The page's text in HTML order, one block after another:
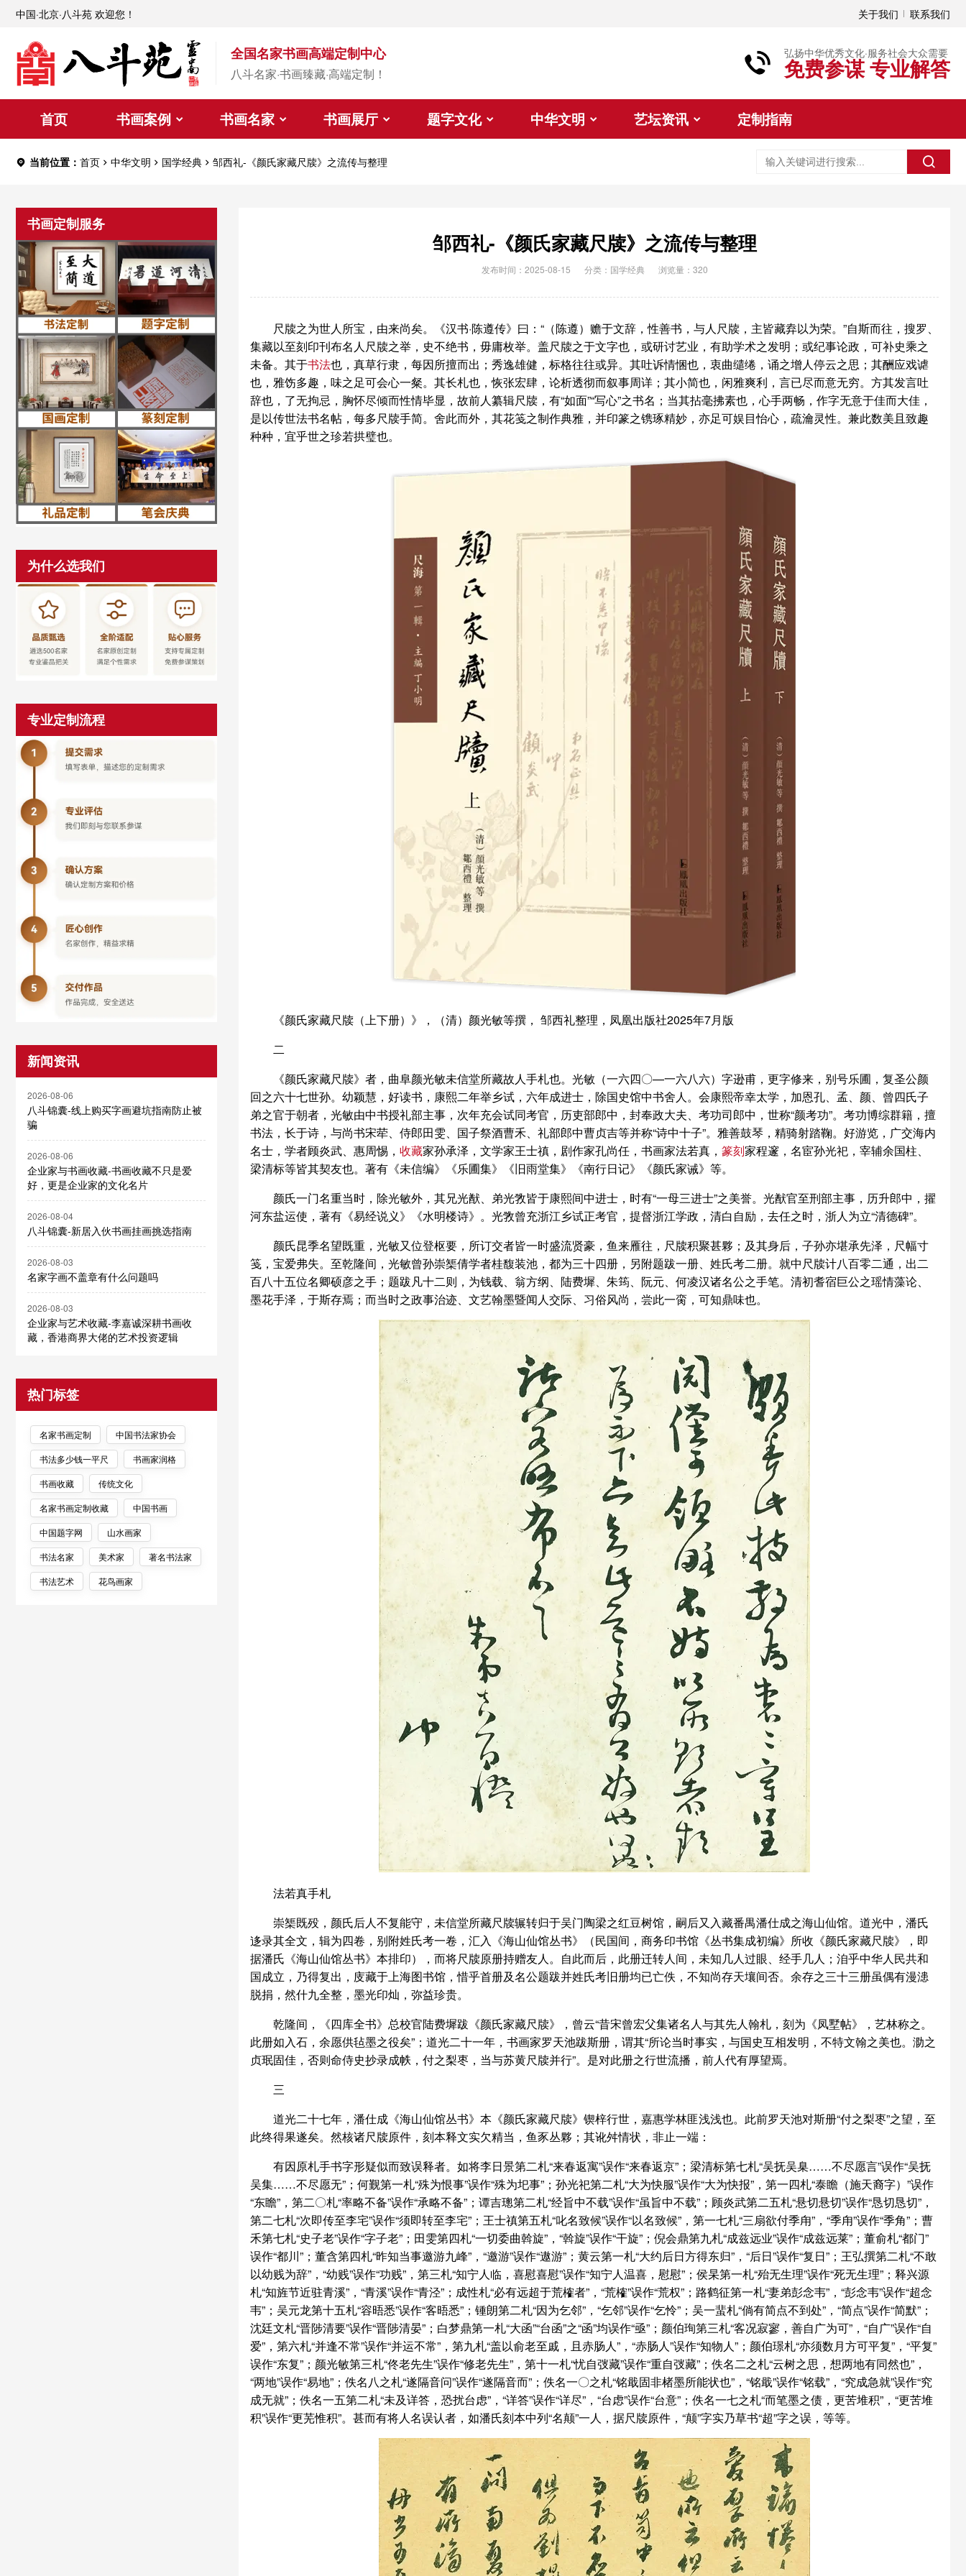
中国·北京·八斗苑 欢迎您！ 关于我们 联系我们
全国名家书画高端定制中心
八斗名家·书画臻藏·高端定制！
弘扬中华优秀文化·服务社会大众需要
免费参谋 专业解答
首页 书画案例 书画名家 书画展厅 题字文化 中华文明 艺坛资讯 定制指南
当前位置： 首页 中华文明 国学经典 邹西礼-《颜氏家藏尺牍》之流传与整理
书画定制服务
为什么选我们
专业定制流程
新闻资讯
2026-08-06
八斗锦囊-线上购买字画避坑指南防止被
骗
2026-08-06
企业家与书画收藏-书画收藏不只是爱
好，更是企业家的文化名片
2026-08-04
八斗锦囊-新居入伙书画挂画挑选指南
2026-08-03
名家字画不盖章有什么问题吗
2026-08-03
企业家与艺术收藏-李嘉诚深耕书画收
藏，香港商界大佬的艺术投资逻辑
热门标签
名家书画定制
中国书法家协会
书法多少钱一平尺
书画家润格
书画收藏
传统文化
名家书画定制收藏
中国书画
中国题字网
山水画家
书法名家
美术家
著名书法家
书法艺术
花鸟画家
邹西礼-《颜氏家藏尺牍》之流传与整理
发布时间：2025-08-15 分类： 国学经典 浏览量：320
尺牍之为世人所宝，由来尚矣。《汉书·陈遵传》曰：“（陈遵）赡于文辞，性善书，与人尺牍，主皆藏弆以为荣。”自斯而往，搜罗、
集藏以至刻印刊布名人尺牍之举，史不绝书，毋庸枚举。盖尺牍之于文字也，或研讨艺业，有助学术之发明；或纪事论政，可补史乘之
未备。其于书法也，真草行隶，每因所擅而出；秀逸雄健，标格往往或异。其吐诉情悃也，衷曲缱绻，诵之增人停云之思；其酬应戏谑
也，雅饬多趣，味之足可会心一粲。其长札也，恢张宏肆，论析透彻而叙事周详；其小简也，闲雅爽利，言已尽而意无穷。方其发言吐
辞也，了无拘忌，胸怀尽倾而性情毕显，故前人纂辑尺牍，有“如面”“写心”之书名；当其拈毫拂素也，心手两畅，作字无意于佳而大佳，
是以传世法书名帖，每多尺牍手简。舍此而外，其花笺之制作典雅，并印篆之镌琢精妙，亦足可娱目怡心，疏瀹灵性。兼此数美且致趣
种种，宜乎世之珍若拱璧也。
《颜氏家藏尺牍（上下册）》，（清）颜光敏等撰， 邹西礼整理，凤凰出版社2025年7月版
二
《颜氏家藏尺牍》者，曲阜颜光敏未信堂所藏故人手札也。光敏（一六四〇—一六八六）字逊甫，更字修来，别号乐圃，复圣公颜
回之六十七世孙。幼颖慧，好读书，康熙二年举乡试，六年成进士，除国史馆中书舍人。会康熙帝幸太学，加恩孔、孟、颜、曾四氏子
弟之官于朝者，光敏由中书授礼部主事，次年充会试同考官，历吏部郎中，封奉政大夫、考功司郎中，世称“颜考功”。考功博综群籍，擅
书法，长于诗，与尚书宋荦、侍郎田雯、国子祭酒曹禾、礼部郎中曹贞吉等并称“诗中十子”。雅善鼓琴，精骑射踏鞠。好游览，广交海内
名士，学者顾炎武、惠周惕， 收藏家孙承泽，文学家王士禛，剧作家孔尚任，书画家法若真， 篆刻家程邃，名宦孙光祀，宰辅余国柱、
梁清标等皆其契友也。著有《未信编》《乐圃集》《旧雨堂集》《南行日记》《颜氏家诫》等。
颜氏一门名重当时，除光敏外，其兄光猷、弟光敩皆于康熙间中进士，时有“一母三进士”之美誉。光猷官至刑部主事，历升郎中，擢
河东盐运使，著有《易经说义》《水明楼诗》。光敩曾充浙江乡试正考官，提督浙江学政，清白自励，去任之时，浙人为立“清德碑”。
颜氏昆季名望既重，光敏又位登枢要，所订交者皆一时盛流贤豪，鱼来雁往，尺牍积聚甚夥；及其身后，子孙亦堪承先泽，尺幅寸
笺，宝爱弗失。至乾隆间，光敏曾孙崇榘倩学者桂馥装池，都为三十四册，另附题跋一册、姓氏考二册。就中尺牍计八百零二通，出二
百八十五位名卿硕彦之手；题跋凡十二则，为钱载、翁方纲、陆费墀、朱筠、阮元、何凌汉诸名公之手笔。清初耆宿巨公之瑶情藻论、
墨花手泽，于斯存焉；而当时之政事治迹、文艺翰墨暨闻人交际、习俗风尚，尝此一脔，可知鼎味也。
法若真手札
崇榘既殁，颜氏后人不复能守，未信堂所藏尺牍辗转归于吴门陶梁之红豆树馆，嗣后又入藏番禺潘仕成之海山仙馆。道光中，潘氏
迻录其全文，辑为四卷，别附姓氏考一卷，汇入《海山仙馆丛书》（民国间，商务印书馆《丛书集成初编》所收《颜氏家藏尺牍》，即
据潘氏《海山仙馆丛书》本排印），而将尺牍原册持赠友人。自此而后，此册迁转人间，未知几人过眼、经手几人；洎乎中华人民共和
国成立，乃得复出，庋藏于上海图书馆，惜乎首册及名公题跋并姓氏考旧册均已亡佚，不知尚存天壤间否。余存之三十三册虽偶有漫漶
脱捐，然什九全整，墨光印灿，弥益珍贵。
乾隆间，《四库全书》总校官陆费墀跋《颜氏家藏尺牍》，曾云“昔宋曾宏父集诸名人与其先人翰札，刻为《凤墅帖》，艺林称之。
此册如入石，余愿供毡墨之役矣”；道光二十一年，书画家罗天池跋斯册，谓其“所论当时事实，与国史互相发明，不特文翰之美也。泐之
贞珉固佳，否则命侍史抄录成帙，付之梨枣，当与苏黄尺牍并行”。是对此册之行世流播，前人代有厚望焉。
三
道光二十七年，潘仕成《海山仙馆丛书》本《颜氏家藏尺牍》锲梓行世，嘉惠学林匪浅浅也。此前罗天池对斯册“付之梨枣”之望，至
此终得果遂矣。然核诸尺牍原件，刻本释文实欠精当，鱼豕丛夥；其讹舛情状，非止一端：
有因原札手书字形疑似而致误释者。如将李日景第二札“来春返寓”误作“来春返京”；梁清标第七札“吴抚吴臬……不尽愿言”误作“吴抚
吴集……不尽愿无”；何觐第一札“殊为恨事”误作“殊为圯事”；孙光祀第二札“大为快服”误作“大为快报”，第一四札“泰瞻（施天裔字）”误作
“东瞻”，第二〇札“率略不备”误作“承略不备”；谭吉璁第二札“经旨中不载”误作“虽旨中不载”；顾炎武第二五札“悬切悬切”误作“恳切恳切”，
第二七札“次即传至李宅”误作“须即转至李宅”；王士禛第五札“叱名致候”误作“以名致候”，第一七札“三扇欲付季甪”，“季甪”误作“季角”；曹
禾第七札“史子老”误作“字子老”；田雯第四札“一切委曲斡旋”，“斡旋”误作“干旋”；倪会鼎第九札“成兹远业”误作“成兹远莱”；董俞札“都门”
误作“都川”；董含第四札“昨知当事邀游九峰”，“邀游”误作“遨游”；黄云第一札“大约后日方得东归”，“后日”误作“复日”；王弘撰第二札“不敢
以幼贱为辞”，“幼贱”误作“功贱”，第三札“知宁人临，喜慰喜慰”误作“知宁人温喜，慰慰”；侯杲第一札“殆无生理”误作“死无生理”；释兴源
札“知旌节近驻青溪”，“青溪”误作“青泾”；成性札“必有远超于荒榷者”，“荒榷”误作“荒权”；路鹤征第一札“妻弟彭念韦”，“彭念韦”误作“超念
韦”；吴元龙第十五札“容晤悉”误作“客晤悉”；锺朗第二札“因为乞邻”，“乞邻”误作“乞怜”；吴一蜚札“倘有简点不到处”，“简点”误作“简默”；
沈廷文札“晋陟清要”误作“晋陟清晏”；白梦鼎第一札“大函”“台函”之“函”均误作“亟”；颜伯珣第三札“客况寂寥，善自广为可”，“自广”误作“自
爱”，第六札“并逢不常”误作“并运不常”，第九札“盖以俞老至戚，且赤肠人”，“赤肠人”误作“知物人”；颜伯璟札“亦须数月方可平复”，“平复”
误作“东复”；颜光敏第三札“佟老先生”误作“修老先生”，第十一札“忧自弢藏”误作“重自弢藏”；佚名二之札“云树之思，想两地有同然也”，
“两地”误作“易地”；佚名八之札“遂隔音问”误作“遂隔音而”；佚名一〇之札“铭戢固非楮墨所能状也”，“铭戢”误作“铭载”，“究成急就”误作“究
成无就”；佚名一五第二札“未及详答，恐扰台虑”，“详答”误作“详尽”，“台虑”误作“台意”；佚名一七之札“而笔墨之债，更苦堆积”，“更苦堆
积”误作“更芜惟积”。甚而有将人名误认者，如潘氏刻本中列“名颠”一人，据尺牍原件，“颠”字实乃草书“超”字之误，等等。